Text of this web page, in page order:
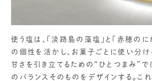
使う塩は、「淡路島の藻塩」と「赤穂のに
の個性を活かし、お菓子ごとに使い分け
甘さを引き立てるための“ひとつまみ”で
のバランスそのものをデザインする。こ